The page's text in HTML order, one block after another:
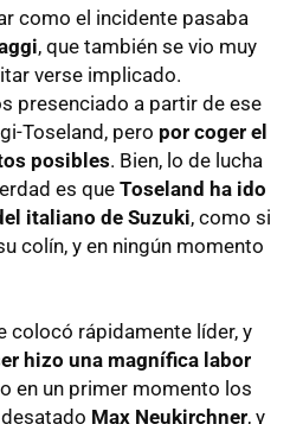
como el incidente pasaba
, que también se vio muy
verse implicado.
presenciado a partir de ese
Toseland, pero por coger el
posibles. Bien, lo de lucha
es que Toseland ha ido
italiano de Suzuki, como si
colín, y en ningún momento
colocó rápidamente líder, y
hizo una magnífica labor
en un primer momento los
Max Neukirchner, y